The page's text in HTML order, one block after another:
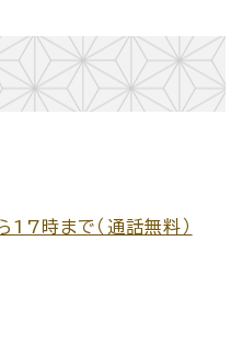
時まで（通話無料）